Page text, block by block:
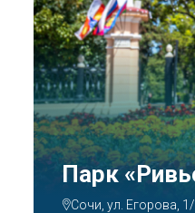
Аквапарк
Сочи, ул.